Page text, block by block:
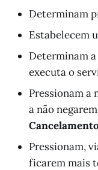
Determinam
Estabelecem
Determinam
executa o
Pressionam a
a não
Pressionam,
ficarem mais